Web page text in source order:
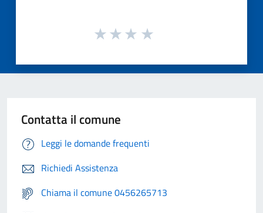
Contatta il comune
Leggi le domande frequenti
Richiedi Assistenza
Chiama il comune 0456265713